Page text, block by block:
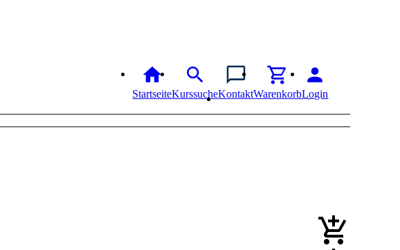
StartseiteKurssucheKontaktWarenkorbLogin